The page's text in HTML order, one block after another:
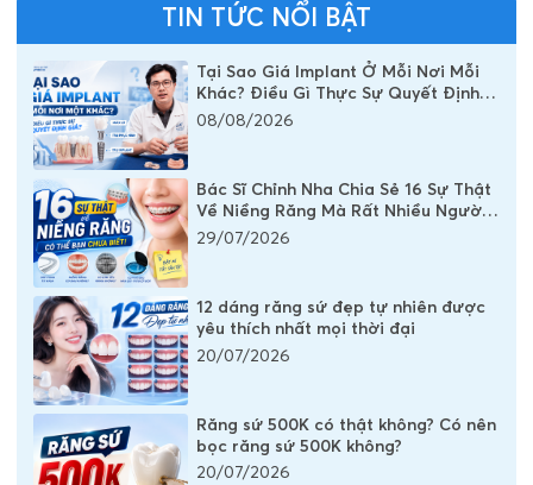
TIN TỨC NỔI BẬT
Tại Sao Giá Implant Ở Mỗi Nơi Mỗi
Khác? Điều Gì Thực Sự Quyết Định
Chi Phí Một Chiếc Răng Implant
08/08/2026
Bác Sĩ Chỉnh Nha Chia Sẻ 16 Sự Thật
Về Niềng Răng Mà Rất Nhiều Người
Vẫn Đang Hiểu Sai
29/07/2026
12 dáng răng sứ đẹp tự nhiên được
yêu thích nhất mọi thời đại
20/07/2026
Răng sứ 500K có thật không? Có nên
bọc răng sứ 500K không?
20/07/2026